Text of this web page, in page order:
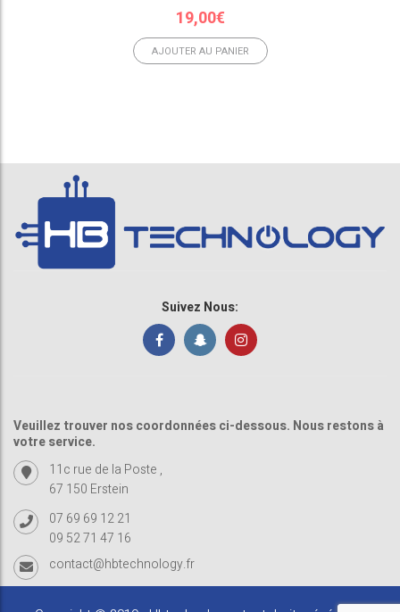
19,00€
AJOUTER AU PANIER
Suivez Nous:
Veuillez trouver nos coordonnées ci-dessous. Nous restons à
votre service.
11c rue de la Poste ,
67 150 Erstein
07 69 69 12 21
09 52 71 47 16
contact@hbtechnology.fr